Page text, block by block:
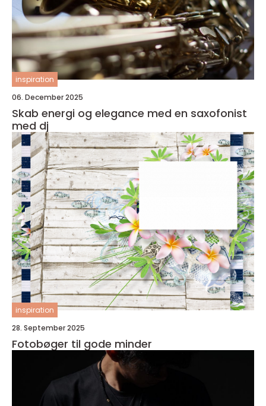
inspiration
06. December 2025
Skab energi og elegance med en saxofonist
med dj
inspiration
28. September 2025
Fotobøger til gode minder